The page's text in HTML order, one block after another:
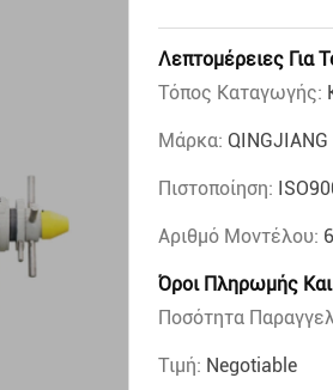
Λεπτομέρειες Για
Τόπος Καταγωγής:
Μάρκα: QINGJIANG
Πιστοποίηση:
Αριθμό Μοντέλου:
Όροι Πληρωμής
Ποσότητα
Τιμή: Negotiable